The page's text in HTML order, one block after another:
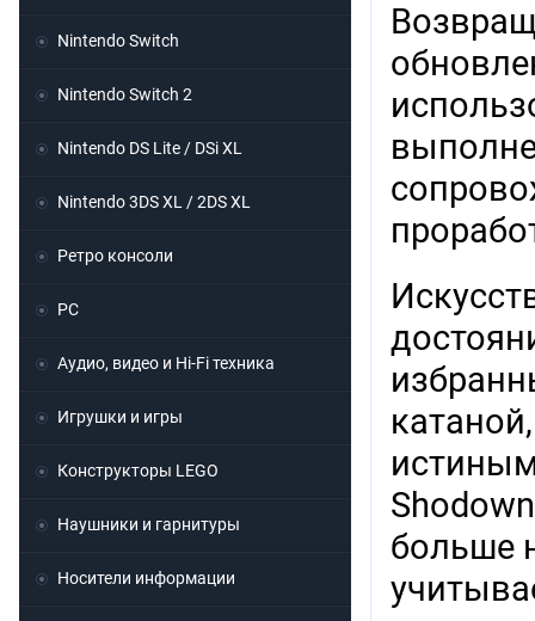
больше
Nintendo Switch
Nintendo Switch 2
Nintendo DS Lite / DSi XL
Nintendo 3DS XL / 2DS XL
Ретро консоли
PC
Аудио, видео и Hi-Fi техника
Игрушки и игры
Конструкторы LEGO
Наушники и гарнитуры
Носители информации